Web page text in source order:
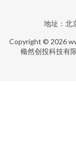
地址：北
Copyright © 2026
翛然创投科技有